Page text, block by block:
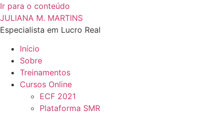
Ir para o conteúdo
JULIANA M. MARTINS
Especialista em Lucro Real
Início
Sobre
Treinamentos
Cursos Online
ECF 2021
Plataforma SMR